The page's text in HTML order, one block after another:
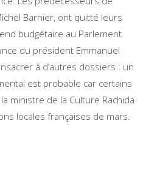
Barnier, ont quitté leurs
budgétaire au Parlement.
du président Emmanuel
à d’autres dossiers : un
est probable car certains
ministre de la Culture Rachida
locales françaises de mars.